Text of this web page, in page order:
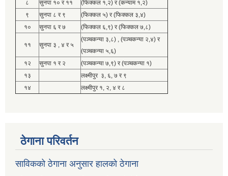
८
सुनपा १० र ११
(फिक्कल १,२) र (कन्याम १,२)
९
सुनपा ८ र ९
(फिक्कल ५) र (फिक्कल ३,४)
१०
सुनपा ६ र ७ (फिक्कल ६,९) र (फिक्कल ७,८)
११ सुनपा ३ , ४ र ५
(पञ्चकन्या ३,८) , (पञ्चकन्या २,४) र
(पञ्चकन्या ५,६)
१२
सुनपा १ र २
(पञ्चकन्या ७,९) र (पञ्चकन्या १)
१३
लक्ष्मीपुर ३, ६, ७ र ९
१४
लक्ष्मीपुर १, २, ४ र ८
ठेगाना परिवर्तन
साविकको ठेगाना अनुसार हालको ठेगाना